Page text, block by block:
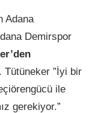
Adana
Demirspor
Tütüneker ”İyi bir
ile
gerekiyor.”